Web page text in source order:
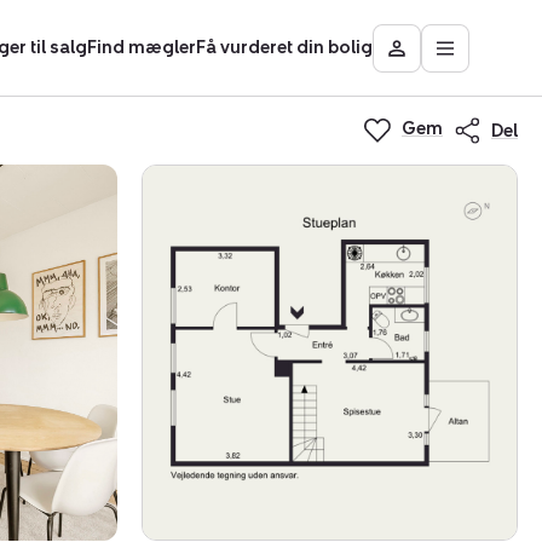
til salgFind mæglerFå vurderet din bolig
Besøg
Mit
Nybolig
Åbn
Gem Del